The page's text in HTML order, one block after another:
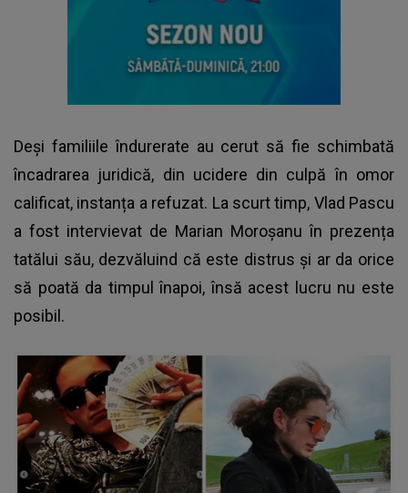
Deși familiile îndurerate au cerut să fie schimbată
încadrarea juridică, din ucidere din culpă în omor
calificat, instanța a refuzat. La scurt timp, Vlad Pascu
a fost intervievat de Marian Moroșanu în prezența
tatălui său, dezvăluind că este distrus și ar da orice
să poată da timpul înapoi, însă acest lucru nu este
posibil.